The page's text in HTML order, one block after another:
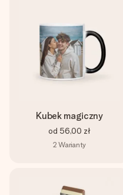
Kubek magiczny
od 56,00 zł
2 Warianty